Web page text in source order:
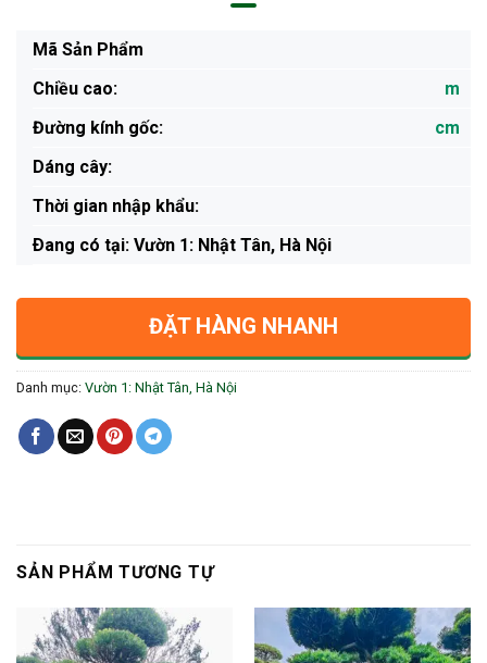
Mã Sản Phẩm
Chiều cao:
m
Đường kính gốc:
cm
Dáng cây:
Thời gian nhập khẩu:
Ðang có tại: Vườn 1: Nhật Tân, Hà Nội
ĐẶT HÀNG NHANH
Danh mục: Vườn 1: Nhật Tân, Hà Nội
SẢN PHẨM TƯƠNG TỰ